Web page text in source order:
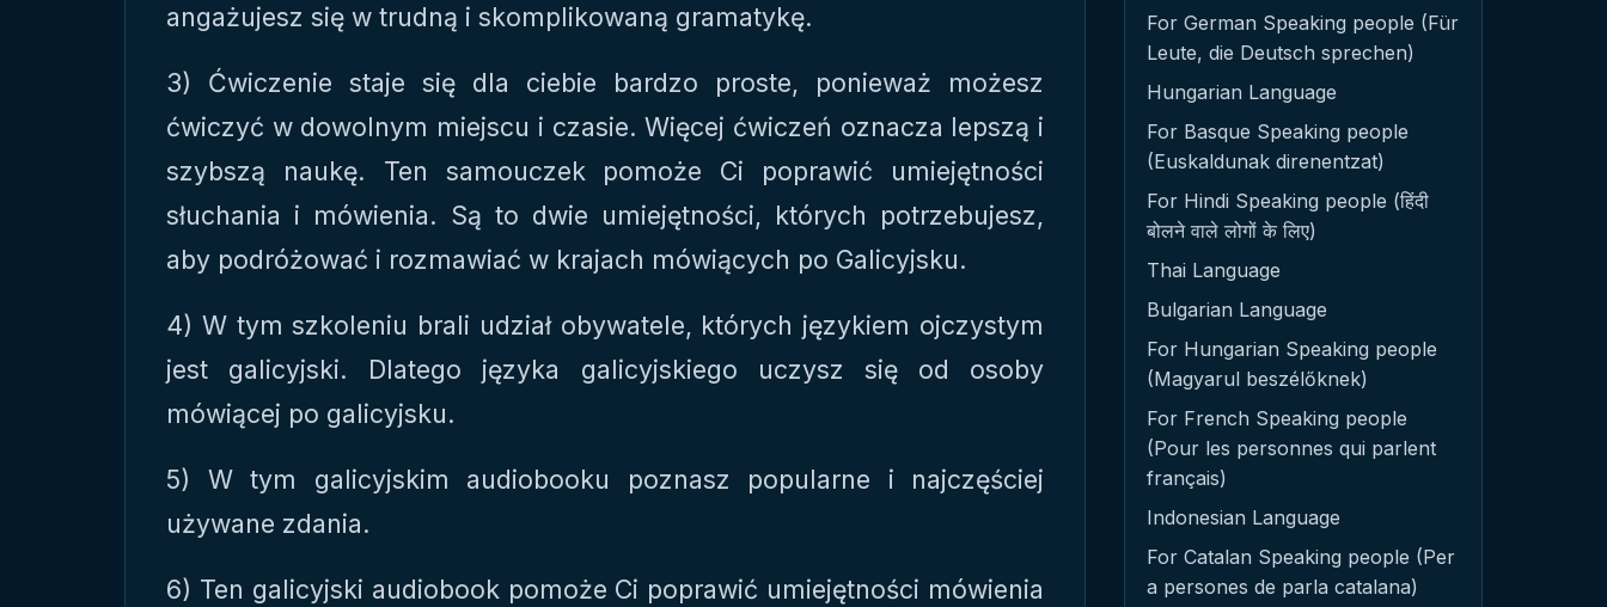
angażujesz się w trudną i skomplikowaną gramatykę.
3) Ćwiczenie staje się dla ciebie bardzo proste, ponieważ możesz
ćwiczyć w dowolnym miejscu i czasie. Więcej ćwiczeń oznacza lepszą i
szybszą naukę. Ten samouczek pomoże Ci poprawić umiejętności
słuchania i mówienia. Są to dwie umiejętności, których potrzebujesz,
aby podróżować i rozmawiać w krajach mówiących po Galicyjsku.
4) W tym szkoleniu brali udział obywatele, których językiem ojczystym
jest galicyjski. Dlatego języka galicyjskiego uczysz się od osoby
mówiącej po galicyjsku.
5) W tym galicyjskim audiobooku poznasz popularne i najczęściej
używane zdania.
6) Ten galicyjski audiobook pomoże Ci poprawić umiejętności mówienia
For German Speaking people (Für
Leute, die Deutsch sprechen)
Hungarian Language
For Basque Speaking people
(Euskaldunak direnentzat)
For Hindi Speaking people (हिंदी
बोलने वाले लोगों के लिए)
Thai Language
Bulgarian Language
For Hungarian Speaking people
(Magyarul beszélőknek)
For French Speaking people
(Pour les personnes qui parlent
français)
Indonesian Language
For Catalan Speaking people (Per
a persones de parla catalana)